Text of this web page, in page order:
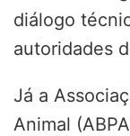
diálogo
autoridades
Já a
Animal